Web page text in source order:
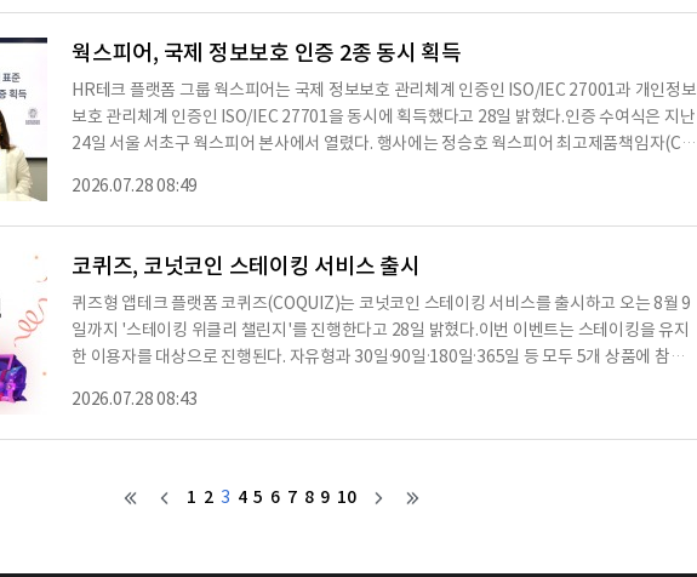
다는 설명이다.'마이 티제이'는 TJ미디어 노래방 반주기와 연동되는 멤버십 서비스다. 이용자
는 애창곡 목록을 관리하고 취향에 맞는 노래를 추천받을 수 있다. 앱을 통해 선곡과 예약,
웍스피어, 국제 정보보호 인증 2종 동시 획득
HR테크 플랫폼 그룹 웍스피어는 국제 정보보호 관리체계 인증인 ISO/IEC 27001과 개인정보
보호 관리체계 인증인 ISO/IEC 27701을 동시에 획득했다고 28일 밝혔다.인증 수여식은 지난
24일 서울 서초구 웍스피어 본사에서 열렸다. 행사에는 정승호 웍스피어 최고제품책임자(CP
표준화기구(ISO)와 국제전기기술위원회(IEC)가 공동 제정한 정보보호 관리체계 국제 표준이
다. 정보의 기밀성과 무결성, 가용성을 중심으로 조직의 보안 관리체계와 운영 수준을 평가한
기준
2026.07.28 08:49
코퀴즈, 코넛코인 스테이킹 서비스 출시
퀴즈형 앱테크 플랫폼 코퀴즈(COQUIZ)는 코넛코인 스테이킹 서비스를 출시하고 오는 8월 9
일까지 '스테이킹 위클리 챌린지'를 진행한다고 28일 밝혔다.이번 이벤트는 스테이킹을 유지
한 이용자를 대상으로 진행된다. 자유형과 30일·90일·180일·365일 등 모두 5개 상품에 참여
를 받을 수 있다. 행사 기간에는 최대 25개의 미스터리상자를 지급한다.코퀴즈에 따르면 7월 2
7일 기준 스테이킹된 코넛코인은 400만 개를 넘어섰다. 이 가운데 365일 상품에는 250만 개
2026.07.28 08:43
1 2 3 4 5 6 7 8 9 10